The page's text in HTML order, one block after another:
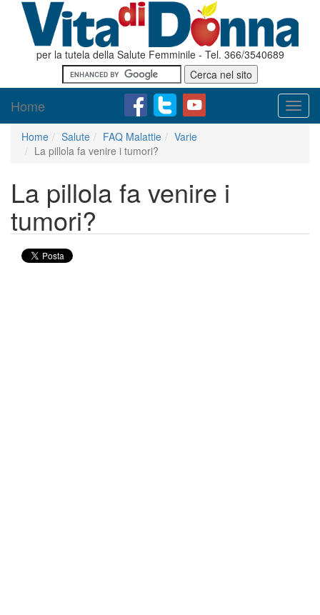
per la tutela della Salute Femminile - Tel. 366/3540689
Home
Home Salute FAQ Malattie
Varie
La pillola fa venire i tumori?
La pillola fa venire i
tumori?